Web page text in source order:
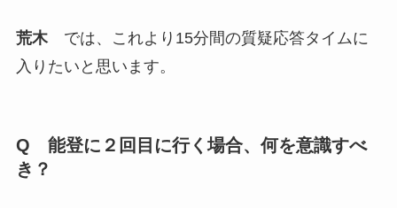
荒木では、これより15分間の質疑応答タイムに
入りたいと思います。
Q 能登に２回目に行く場合、何を意識すべ
き？